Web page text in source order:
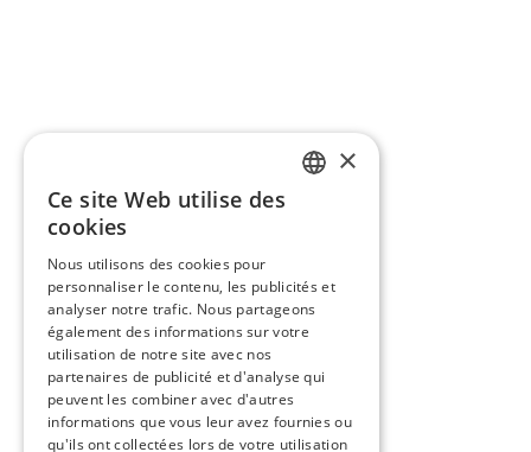
×
Ce site Web utilise des
cookies
Nous utilisons des cookies pour
personnaliser le contenu, les publicités et
analyser notre trafic. Nous partageons
également des informations sur votre
utilisation de notre site avec nos
partenaires de publicité et d'analyse qui
peuvent les combiner avec d'autres
informations que vous leur avez fournies ou
qu'ils ont collectées lors de votre utilisation